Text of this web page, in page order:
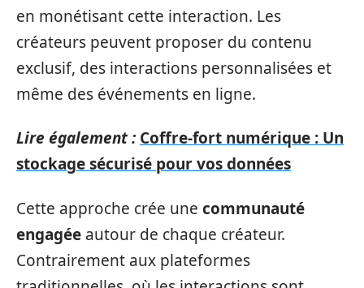
en monétisant cette interaction. Les
créateurs peuvent proposer du contenu
exclusif, des interactions personnalisées et
même des événements en ligne.
Lire également : Coffre-fort numérique : Un
stockage sécurisé pour vos données
Cette approche crée une communauté
engagée autour de chaque créateur.
Contrairement aux plateformes